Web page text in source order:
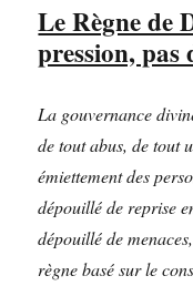
Le Règne de
pression,
La gouvernance
de tout abus, de tout
émiettement des
dépouillé de reprise
dépouillé de
règne basé sur le